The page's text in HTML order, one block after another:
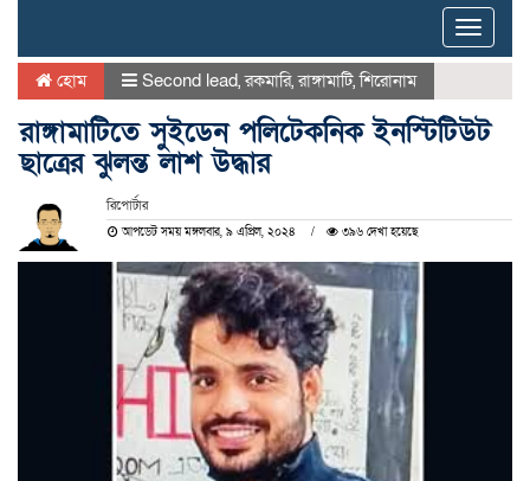
Toggle
হোম Second lead,রকমারি,রাঙ্গামাটি,শিরোনাম
রাঙ্গামাটিতে সুইডেন পলিটেকনিক ইনস্টিটিউট
ছাত্রের ঝুলন্ত লাশ উদ্ধার
রিপোর্টার
আপডেট সময় মঙ্গলবার, ৯ এপ্রিল, ২০২৪ ৩৯৬ দেখা হয়েছে